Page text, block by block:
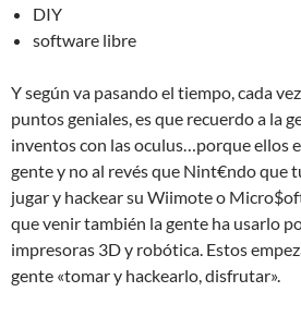
DIY
software libre
Y según va pasando el tiempo, cada
puntos geniales, es que recuerdo a la
inventos con las oculus…porque ellos
gente y no al revés que Nint€ndo que
jugar y hackear su Wiimote o
que venir también la gente ha usarlo
impresoras 3D y robótica. Estos
gente «tomar y hackearlo, disfrutar».